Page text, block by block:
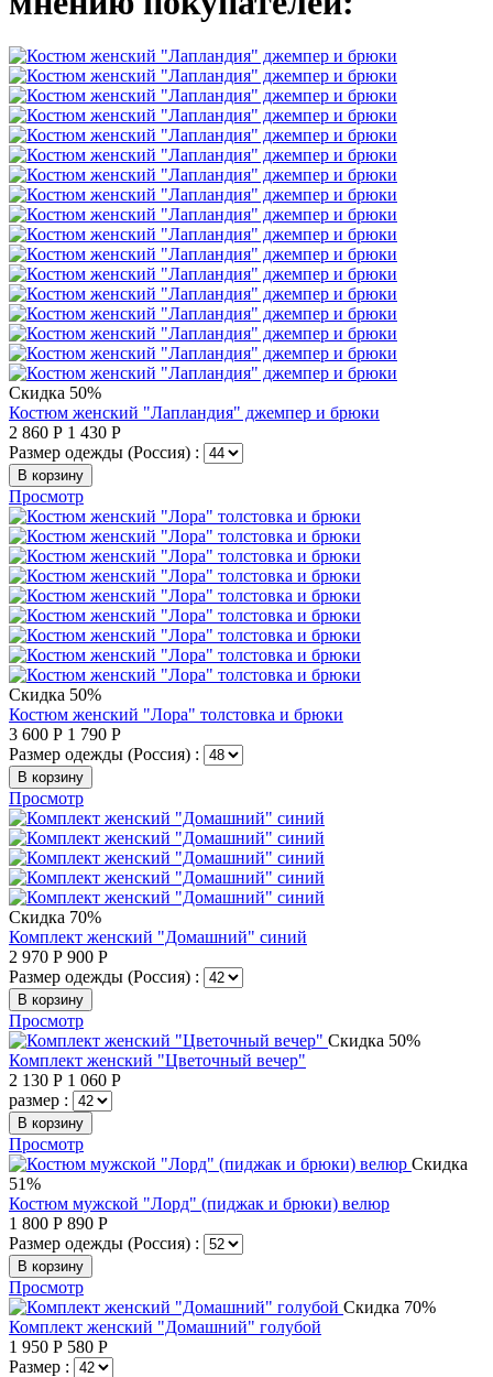
Скидка 50%
Костюм женский "Лапландия" джемпер и брюки
2 860 Р 1 430 Р
Размер одежды (Россия) :
В корзину
Просмотр
Скидка 50%
Костюм женский "Лора" толстовка и брюки
3 600 Р 1 790 Р
Размер одежды (Россия) :
В корзину
Просмотр
Скидка 70%
Комплект женский "Домашний" синий
2 970 Р 900 Р
Размер одежды (Россия) :
В корзину
Просмотр
Скидка 50%
Комплект женский "Цветочный вечер"
2 130 Р 1 060 Р
размер :
В корзину
Просмотр
Скидка
51%
Костюм мужской "Лорд" (пиджак и брюки) велюр
1 800 Р 890 Р
Размер одежды (Россия) :
В корзину
Просмотр
Скидка 70%
Комплект женский "Домашний" голубой
1 950 Р 580 Р
Размер :